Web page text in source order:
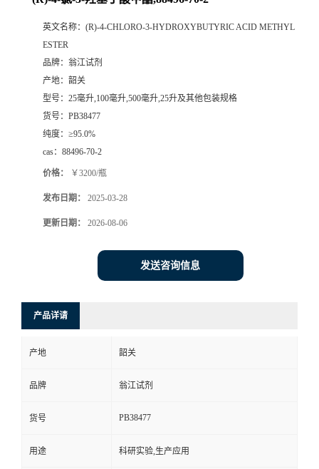
英文名称： (R)-4-CHLORO-3-HYDROXYBUTYRIC ACID METHYL
ESTER
品牌： 翁江试剂
产地： 韶关
型号： 25毫升,100毫升,500毫升,25升及其他包装规格
货号： PB38477
纯度： ≥95.0%
cas： 88496-70-2
价格： ￥3200/瓶
发布日期： 2025-03-28
更新日期： 2026-08-06
发送咨询信息
产品详请
产地 韶关
品牌 翁江试剂
货号 PB38477
用途 科研实验,生产应用